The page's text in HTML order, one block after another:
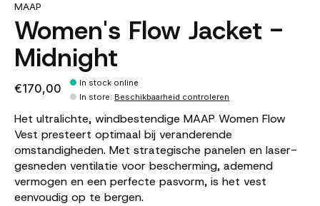
MAAP
Women's Flow Jacket -
Midnight
€170,00
In stock online
In store: Beschikbaarheid controleren
Het ultralichte, windbestendige MAAP Women Flow
Vest presteert optimaal bij veranderende
omstandigheden. Met strategische panelen en laser-
gesneden ventilatie voor bescherming, ademend
vermogen en een perfecte pasvorm, is het vest
eenvoudig op te bergen.